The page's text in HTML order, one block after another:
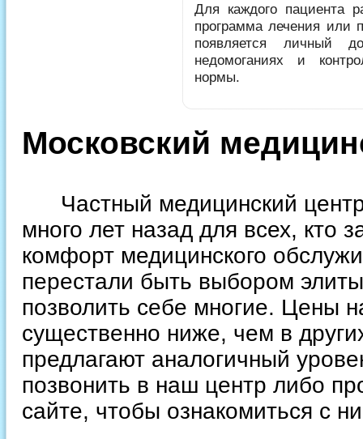
Для каждого пациента
программа лечения или
появляется личный
недомоганиях и
нормы.
Московский
Частный медицинский центр
много лет назад для всех, кто
комфорт медицинского
перестали быть выбором
позволить себе многие. Цены
существенно ниже, чем в
предлагают аналогичный
позвонить в наш центр либо
сайте, чтобы ознакомиться с